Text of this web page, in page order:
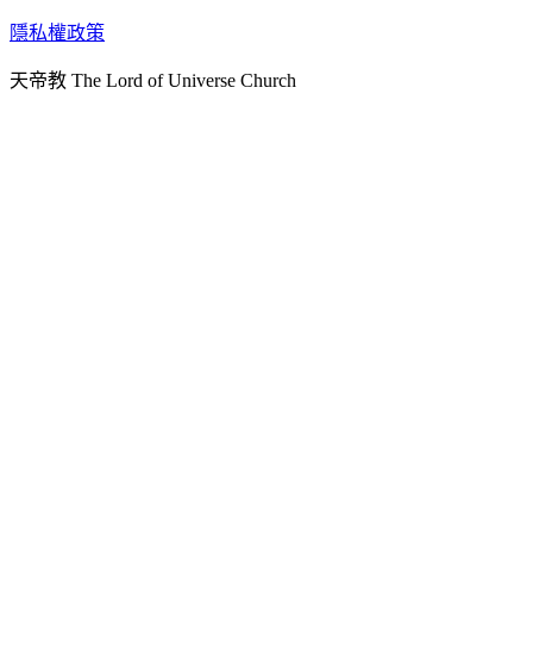
天人研究學院
天人炁功院
隱私權政策
天帝教 The Lord of Universe Church